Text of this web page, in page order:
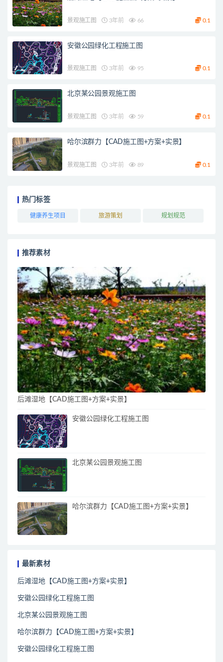
景观施工图 3年前 66 0.1
安徽公园绿化工程施工图
景观施工图 3年前 95 0.1
北京某公园景观施工图
景观施工图 3年前 59 0.1
哈尔滨群力【CAD施工图+方案+实景】
景观施工图 3年前 89 0.1
热门标签
健康养生项目 旅游策划 规划规范
推荐素材
后滩湿地【CAD施工图+方案+实景】
安徽公园绿化工程施工图
北京某公园景观施工图
哈尔滨群力【CAD施工图+方案+实景】
最新素材
后滩湿地【CAD施工图+方案+实景】
安徽公园绿化工程施工图
北京某公园景观施工图
哈尔滨群力【CAD施工图+方案+实景】
安徽公园绿化工程施工图